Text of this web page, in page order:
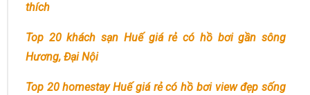
thích
Top 20 khách sạn Huế giá rẻ có hồ bơi gần sông
Hương, Đại Nội
Top 20 homestay Huế giá rẻ có hồ bơi view đẹp sống